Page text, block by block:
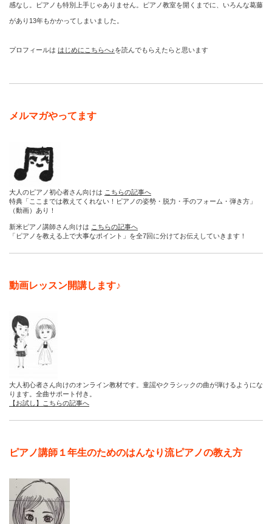
感なし。ピアノも特別上手じゃありません。ピアノ教室を開くまでに、いろんな葛藤
があり13年もかかってしまいました。
プロフィールは はじめにこちらへ♪を読んでもらえたらと思います
メルマガやってます
大人のピアノ初心者さん向けは こちらの記事へ
特典「ここまでは教えてくれない！ピアノの姿勢・脱力・手のフォーム・弾き方」
（動画）あり！
新米ピアノ講師さん向けは こちらの記事へ
「ピアノを教える上で大事なポイント」を全7回に分けてお伝えしていきます！
動画レッスン開講します♪
大人初心者さん向けのオンライン教材です。童謡やクラシックの曲が弾けるようにな
ります。全曲サポート付き。
【お試し】こちらの記事へ
ピアノ講師１年生のためのはんなり流ピアノの教え方